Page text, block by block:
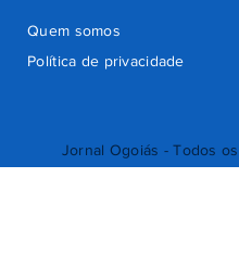
Jornal Ogoiás - Todos
Quem somos
Política de privacidade